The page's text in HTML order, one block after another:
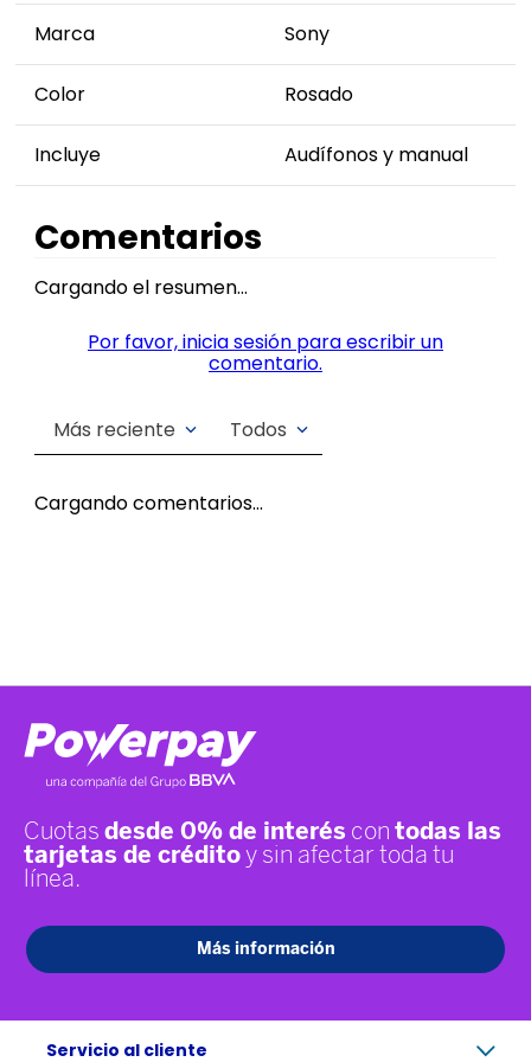
Marca Sony
Color Rosado
Incluye Audífonos y manual
Comentarios
Cargando el resumen…
Por favor, inicia sesión para escribir un
comentario.
Más reciente Todos
Cargando comentarios…
Servicio al cliente +